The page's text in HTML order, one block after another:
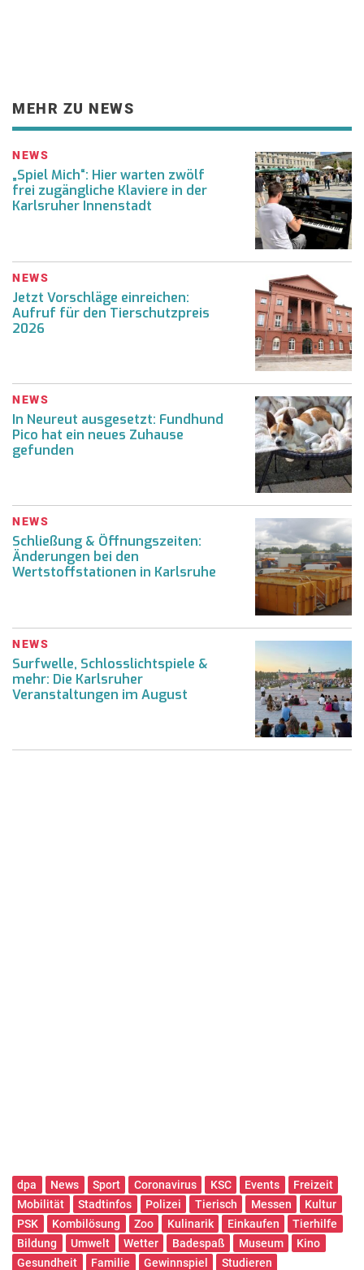
MEHR ZU NEWS
NEWS
„Spiel Mich“: Hier warten zwölf
frei zugängliche Klaviere in der
Karlsruher Innenstadt
NEWS
Jetzt Vorschläge einreichen:
Aufruf für den Tierschutzpreis
2026
NEWS
In Neureut ausgesetzt: Fundhund
Pico hat ein neues Zuhause
gefunden
NEWS
Schließung & Öffnungszeiten:
Änderungen bei den
Wertstoffstationen in Karlsruhe
NEWS
Surfwelle, Schlosslichtspiele &
mehr: Die Karlsruher
Veranstaltungen im August
dpa News Sport Coronavirus KSC Events
Freizeit
Mobilität
Stadtinfos Polizei Tierisch Messen
Kultur
PSK
Kombilösung Zoo Kulinarik Einkaufen
Tierhilfe
Bildung
Umwelt Wetter Badespaß Museum
Kino
Gesundheit
Familie Gewinnspiel
Studieren